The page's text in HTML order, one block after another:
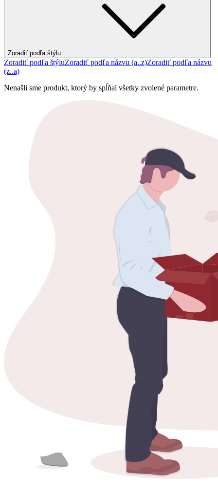
Zoradiť podľa štýlu
Zoradiť podľa štýluZoradiť podľa názvu (a..z)Zoradiť podľa názvu
(z..a)
Nenašli sme produkt, ktorý by spĺňal všetky zvolené parametre.